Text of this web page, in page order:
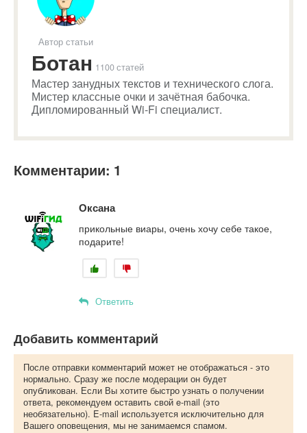
Автор статьи
Ботан 1100 статей
Мастер занудных текстов и технического слога.
Мистер классные очки и зачётная бабочка.
Дипломированный Wi-Fi специалист.
Комментарии: 1
Оксана
прикольные виары, очень хочу себе такое,
подарите!
Ответить
Добавить комментарий
После отправки комментарий может не отображаться - это
нормально. Сразу же после модерации он будет
опубликован. Если Вы хотите быстро узнать о получении
ответа, рекомендуем оставить свой e-mail (это
необязательно). E-mail используется исключительно для
Вашего оповещения, мы не занимаемся спамом.